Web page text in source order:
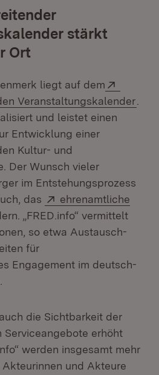
stärkt
Ort
liegt auf dem
Veranstaltungskalender
und leistet einen
Entwicklung einer
Kultur- und
Der Wunsch vieler
im Entstehungsprozess
das
Extern:
ehrenamtliche
in neuem Fenster)
„FRED.info“ vermittelt
so etwa Austausch-
für
Engagement im deutsch-
die Sichtbarkeit der
Serviceangebote erhöht
werden insgesamt mehr
Akteurinnen und Akteure